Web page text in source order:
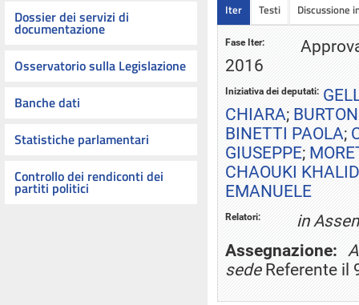
Dossier dei servizi di
documentazione
Osservatorio sulla Legislazione
Banche dati
Statistiche parlamentari
Controllo dei rendiconti dei
partiti politici
Iter Testi Discussione
Fase Iter:
2016
Iniziativa dei deputati:
CHIARA;
BINETTI PAOLA;
GIUSEPPE;
CHAOUKI KHALID
EMANUELE
Relatori:
in
Assegnazione:
sede Referente il